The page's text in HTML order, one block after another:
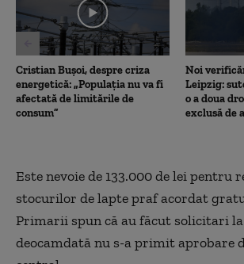
seconds
Cristian Bușoi, despre criza
energetică: „Populația nu va fi
afectată de limitările de
consum”
Noi
Leipzig:
o a doua
exclusă de
Este nevoie de 133.000 de lei pentru
stocurilor de lapte praf acordat
Primarii spun că au făcut solicitari la
deocamdată nu s-a primit aprobare